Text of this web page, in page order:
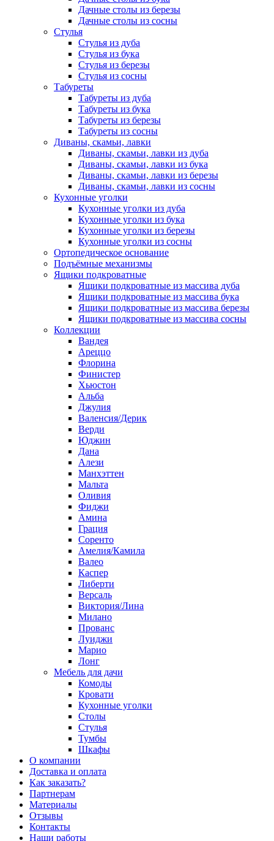
Дачные столы из березы
Дачные столы из сосны
Стулья
Стулья из дуба
Стулья из бука
Стулья из березы
Стулья из сосны
Табуреты
Табуреты из дуба
Табуреты из бука
Табуреты из березы
Табуреты из сосны
Диваны, скамьи, лавки
Диваны, скамьи, лавки из дуба
Диваны, скамьи, лавки из бука
Диваны, скамьи, лавки из березы
Диваны, скамьи, лавки из сосны
Кухонные уголки
Кухонные уголки из дуба
Кухонные уголки из бука
Кухонные уголки из березы
Кухонные уголки из сосны
Ортопедическое основание
Подъёмные механизмы
Ящики подкроватные
Ящики подкроватные из массива дуба
Ящики подкроватные из массива бука
Ящики подкроватные из массива березы
Ящики подкроватные из массива сосны
Коллекции
Вандея
Ареццо
Флорина
Финистер
Хьюстон
Альба
Джулия
Валенсия/Дерик
Верди
Юджин
Дана
Алези
Манхэттен
Мальта
Оливия
Фиджи
Амина
Грация
Соренто
Амелия/Камила
Валео
Каспер
Либерти
Версаль
Виктория/Лина
Милано
Прованс
Луиджи
Марио
Лонг
Мебель для дачи
Комоды
Кровати
Кухонные уголки
Столы
Стулья
Тумбы
Шкафы
О компании
Доставка и оплата
Как заказать?
Партнерам
Материалы
Отзывы
Контакты
Наши работы